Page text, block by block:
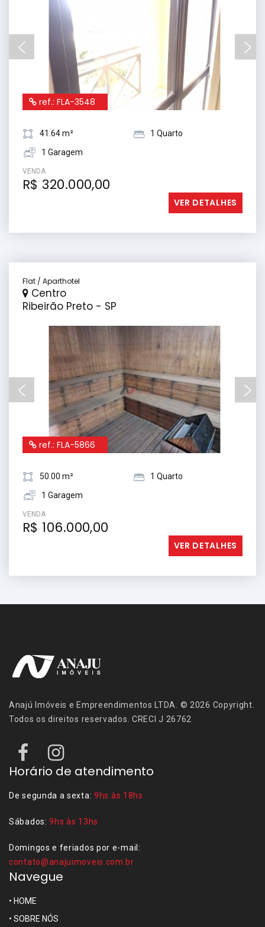
ref.: FLA-3548
41.64 m²
1 Quarto
1 Garagem
VENDA
R$ 320.000,00
VER DETALHES
Flat / Aparthotel
Centro
Ribeirão Preto - SP
ref.: FLA-5866
50.00 m²
1 Quarto
1 Garagem
VENDA
R$ 106.000,00
VER DETALHES
Anajú Imóveis e Empreendimentos LTDA. © 2026 Copyright.
Todos os direitos reservados. CRECI J 26762
Horário de atendimento
De segunda a sexta: 9hs às 18hs
Sábados:9hs às 13hs
Domingos e feriados por e-mail:
contato@anajuimoveis.com.br
Navegue
• HOME
• SOBRE NÓS